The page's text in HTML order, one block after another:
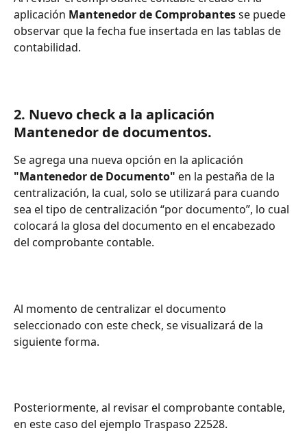
aplicación Mantenedor de Comprobantes se puede
observar que la fecha fue insertada en las tablas de
contabilidad.
2. Nuevo check a la aplicación
Mantenedor de documentos.
Se agrega una nueva opción en la aplicación
"Mantenedor de Documento" en la pestaña de la
centralización, la cual, solo se utilizará para cuando
sea el tipo de centralización “por documento”, lo cual
colocará la glosa del documento en el encabezado
del comprobante contable.
Al momento de centralizar el documento
seleccionado con este check, se visualizará de la
siguiente forma.
Posteriormente, al revisar el comprobante contable,
en este caso del ejemplo Traspaso 22528.